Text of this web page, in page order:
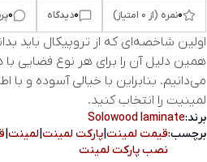
0نمره (از 0 امتیاز) 0دیدگاه 0
همین دلیل آن را برای هر نوع فضایی
می‌دانیم. بنابراین با خیالی آسوده و
لمینیت را انتخاب کنید.
برند:Solowood laminate
برچسب:قیمت لمینت پارکت لمینت لمینت
نصب پارکت لمینت